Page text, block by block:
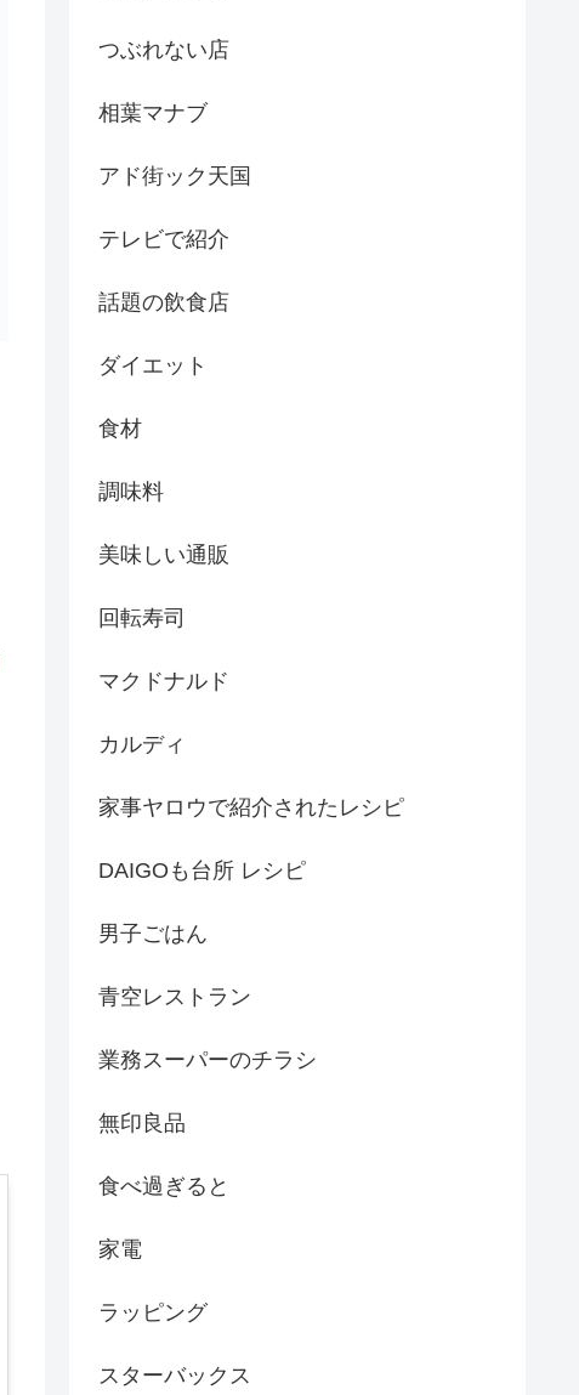
つぶれない店
相葉マナブ
アド街ック天国
テレビで紹介
話題の飲食店
ダイエット
食材
調味料
美味しい通販
回転寿司
マクドナルド
カルディ
家事ヤロウで紹介されたレシピ
DAIGOも台所 レシピ
男子ごはん
青空レストラン
業務スーパーのチラシ
無印良品
食べ過ぎると
家電
ラッピング
スターバックス